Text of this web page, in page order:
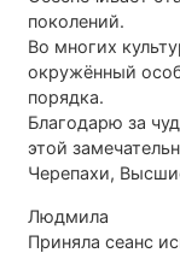
поколений.
Во многих
окружённый
порядка.
Благодарю за
этой
Черепахи,
Людмила
Приняла сеанс